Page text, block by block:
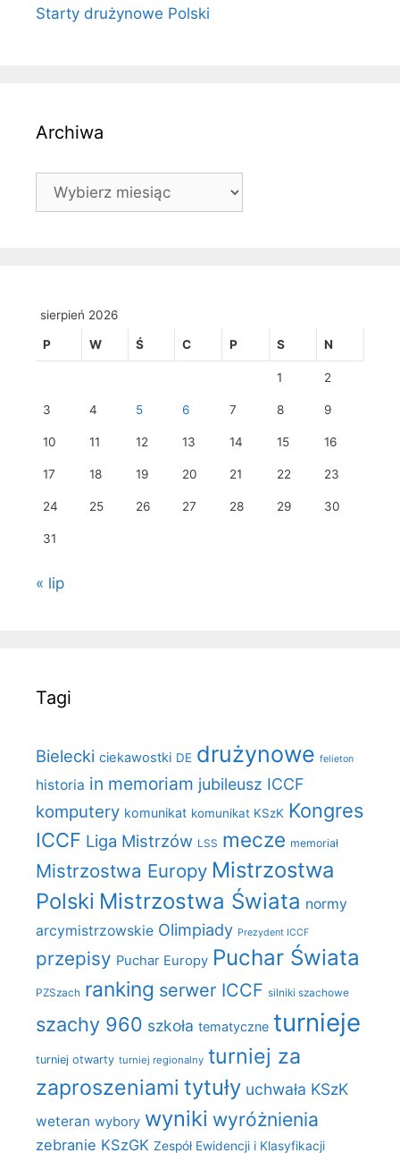
Starty drużynowe Polski
Archiwa
Archiwa
sierpień 2026
P W Ś C P S N
1 2
3 4 5 6 7 8 9
10 11 12 13 14 15 16
17 18 19 20 21 22 23
24 25 26 27 28 29 30
31
« lip
Tagi
Bielecki ciekawostki DE drużynowe felieton
historia in memoriam jubileusz ICCF
komputery komunikat komunikat KSzK Kongres
ICCF Liga Mistrzów LSS mecze memoriał
Mistrzostwa Europy Mistrzostwa
Polski Mistrzostwa Świata normy
arcymistrzowskie Olimpiady Prezydent ICCF
przepisy Puchar Europy Puchar Świata
PZSzach ranking serwer ICCF silniki szachowe
szachy 960 szkoła tematyczne turnieje
turniej otwarty turniej regionalny turniej za
zaproszeniami tytuły uchwała KSzK
weteran wybory wyniki wyróżnienia
zebranie KSzGK Zespół Ewidencji i Klasyfikacji